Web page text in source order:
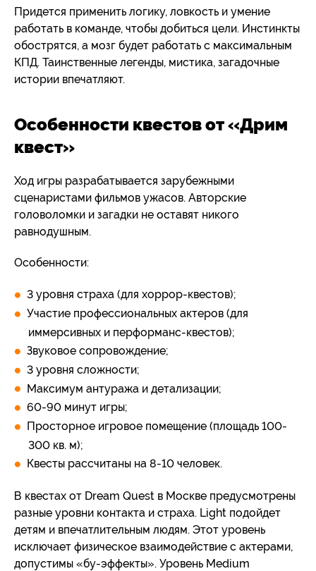
Придется применить логику, ловкость и умение
работать в команде, чтобы добиться цели. Инстинкты
обострятся, а мозг будет работать с максимальным
КПД. Таинственные легенды, мистика, загадочные
истории впечатляют.
Особенности квестов от «Дрим
квест»
Ход игры разрабатывается зарубежными
сценаристами фильмов ужасов. Авторские
головоломки и загадки не оставят никого
равнодушным.
Особенности:
3 уровня страха (для хоррор-квестов);
Участие профессиональных актеров (для
иммерсивных и перформанс-квестов);
Звуковое сопровождение;
3 уровня сложности;
Максимум антуража и детализации;
60-90 минут игры;
Просторное игровое помещение (площадь 100-
300 кв. м);
Квесты рассчитаны на 8-10 человек.
В квестах от Dream Quest в Москве предусмотрены
разные уровни контакта и страха. Light подойдет
детям и впечатлительным людям. Этот уровень
исключает физическое взаимодействие с актерами,
допустимы «бу-эффекты». Уровень Medium